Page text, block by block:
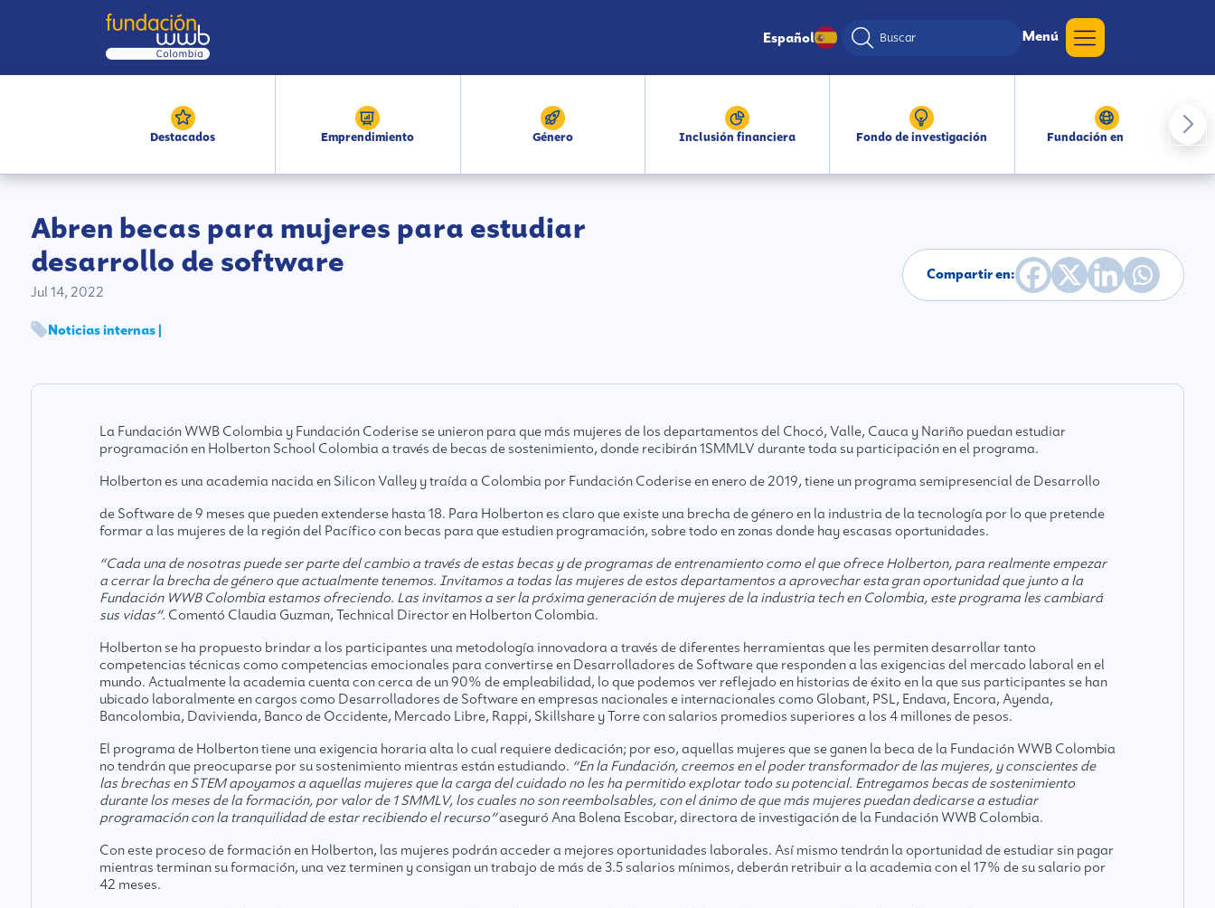
Español Menú
Destacados Emprendimiento Género Inclusión financiera Fondo de investigación Fundación en medios
Abren becas para mujeres para estudiar
desarrollo de software
Jul 14, 2022
Noticias internas |
Compartir en:
La Fundación WWB Colombia y Fundación Coderise se unieron para que más mujeres de los departamentos del Chocó, Valle, Cauca y Nariño puedan estudiar
programación en Holberton School Colombia a través de becas de sostenimiento, donde recibirán 1SMMLV durante toda su participación en el programa.
Holbertones una academia nacida en Silicon Valley y traída a Colombia por Fundación Coderise en enero de 2019, tiene un programa semipresencial de Desarrollo
de Software de 9 meses que pueden extenderse hasta 18. Para Holberton es claro que existe una brecha de género en la industria de la tecnología por lo que pretende
formar a las mujeres de la región del Pacífico con becas para que estudien programación, sobre todo en zonas donde hay escasas oportunidades.
“Cada una de nosotras puede ser parte del cambio a través de estas becas y de programas de entrenamiento como el que ofrece Holberton, para realmente empezar
a cerrar la brecha de género que actualmente tenemos. Invitamos a todas las mujeres de estos departamentos a aprovechar esta gran oportunidad que junto a la
Fundación WWB Colombia estamos ofreciendo. Las invitamos a ser la próxima generación de mujeres de la industria tech en Colombia, este programa les cambiará
sus vidas”. Comentó Claudia Guzman, Technical Director en Holberton Colombia.
Holberton se ha propuesto brindar a los participantes una metodología innovadora a través de diferentes herramientas que les permiten desarrollar tanto
competencias técnicas como competencias emocionales para convertirse en Desarrolladores de Software que responden a las exigencias del mercado laboral en el
mundo. Actualmente la academia cuenta con cerca de un 90% de empleabilidad, lo que podemos ver reflejado en historias de éxito en la que sus participantes se han
ubicado laboralmente en cargos como Desarrolladores de Software en empresas nacionales e internacionales como Globant, PSL, Endava, Encora, Ayenda,
Bancolombia, Davivienda, Banco de Occidente, Mercado Libre, Rappi, Skillshare y Torre con salarios promedios superiores a los 4 millones de pesos.
El programa de Holberton tiene una exigencia horaria alta lo cual requiere dedicación; por eso, aquellas mujeres que se ganen la beca de la Fundación WWB Colombia
no tendrán que preocuparse por su sostenimiento mientras están estudiando. “En la Fundación, creemos en el poder transformador de las mujeres, y conscientes de
las brechas en STEM apoyamos a aquellas mujeres que la carga del cuidado no les ha permitido explotar todo su potencial. Entregamos becas de sostenimiento
durante los meses de la formación, por valor de 1 SMMLV, los cuales no son reembolsables, con el ánimo de que más mujeres puedan dedicarse a estudiar
programación con la tranquilidad de estar recibiendo el recurso”aseguró Ana Bolena Escobar, directora de investigación de la Fundación WWB Colombia.
Con este proceso de formación en Holberton, las mujeres podrán acceder a mejores oportunidades laborales. Así mismo tendrán la oportunidad de estudiar sin pagar
mientras terminan su formación, una vez terminen y consigan un trabajo de más de 3.5 salarios mínimos, deberán retribuir a la academia con el 17% de su salario por
42 meses.